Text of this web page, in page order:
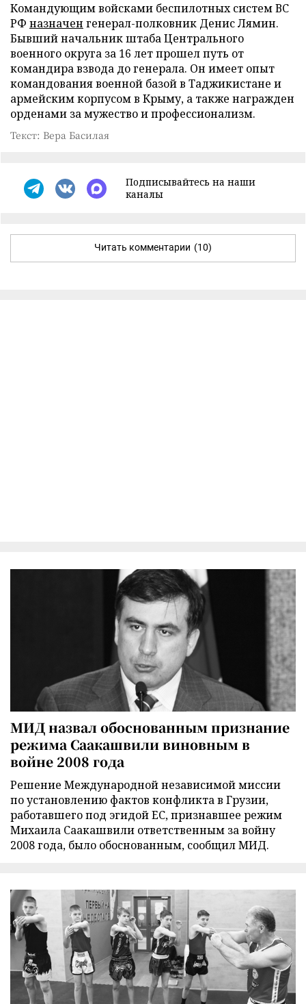
Командующим войсками беспилотных систем ВС
РФ назначен генерал-полковник Денис Лямин.
Бывший начальник штаба Центрального
военного округа за 16 лет прошел путь от
командира взвода до генерала. Он имеет опыт
командования военной базой в Таджикистане и
армейским корпусом в Крыму, а также награжден
орденами за мужество и профессионализм.
Текст: Вера Басилая
Подписывайтесь на наши
каналы
Читать комментарии (10)
МИД назвал обоснованным признание
режима Саакашвили виновным в
войне 2008 года
Решение Международной независимой миссии
по установлению фактов конфликта в Грузии,
работавшего под эгидой ЕС, признавшее режим
Михаила Саакашвили ответственным за войну
2008 года, было обоснованным, сообщил МИД.